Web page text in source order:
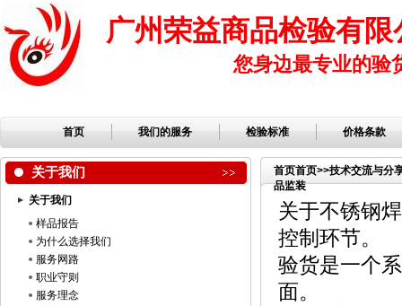
广州荣益商品检验有限
您身边最专业的验
首页 我们的服务 检验标准 价格条款
关于我们
关于我们
样品报告
为什么选择我们
服务网路
职业守则
服务理念
首页首页>>技术交流与分
品监装
关于不锈钢
控制环节。
验货是一个
面。